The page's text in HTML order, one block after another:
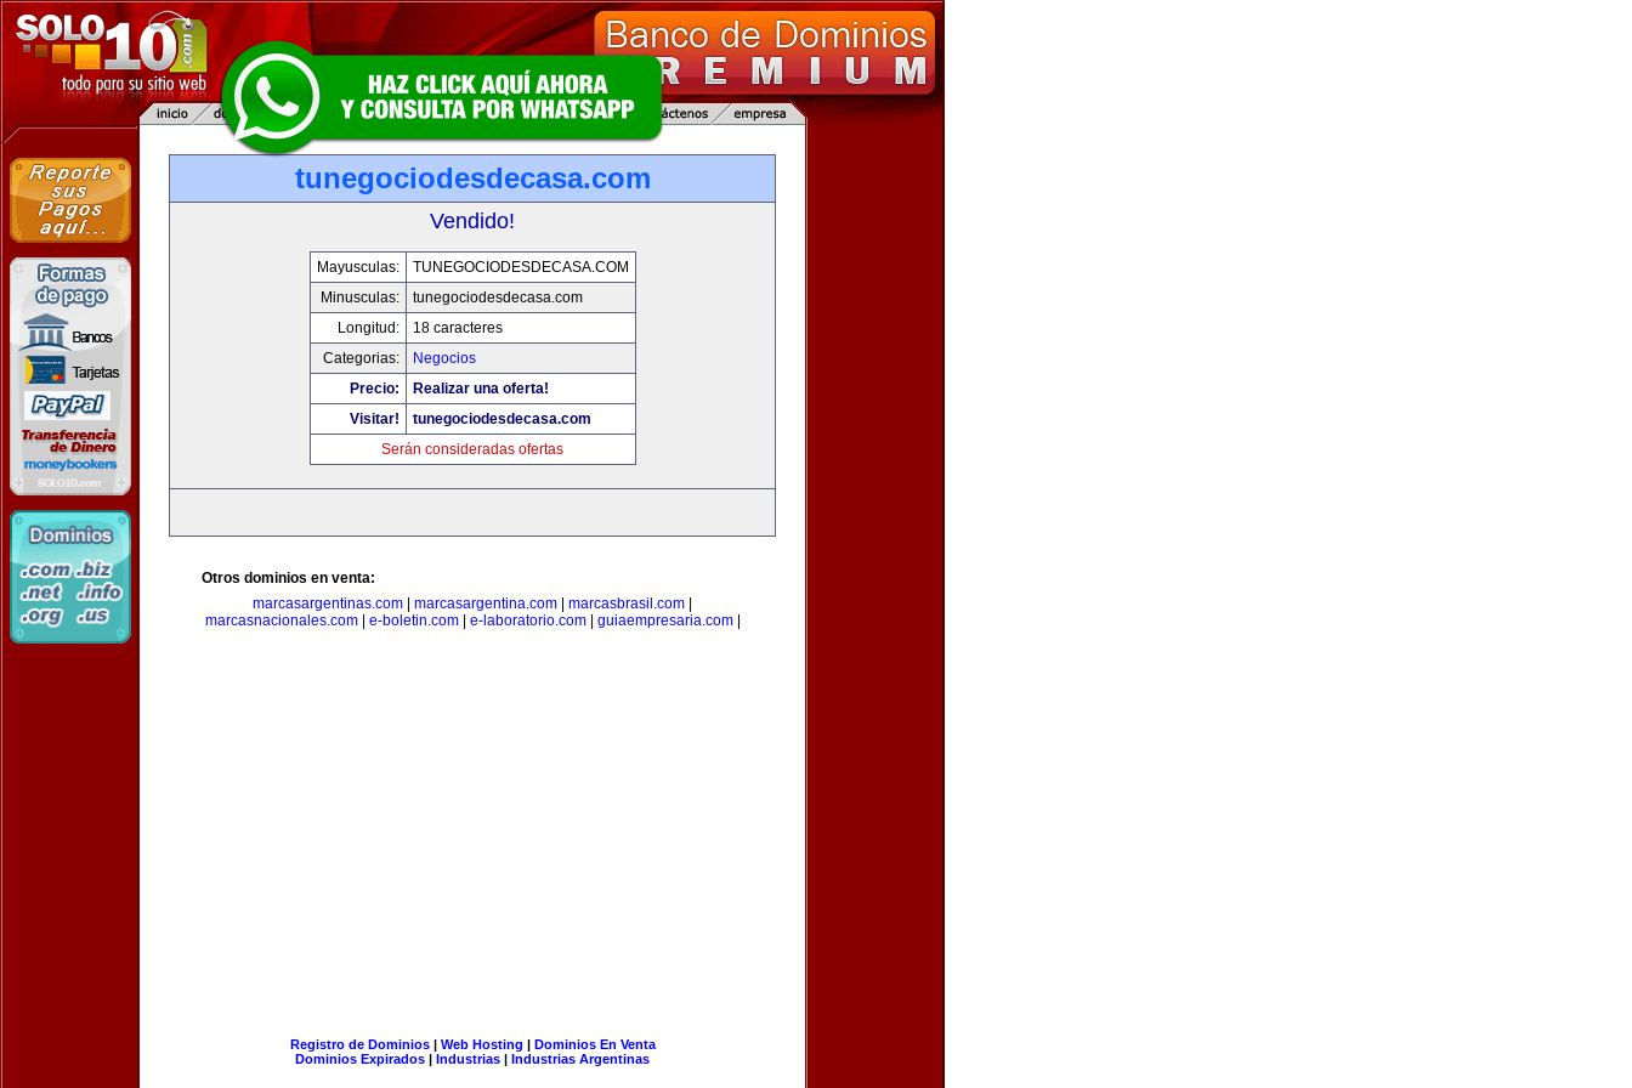
tunegociodesdecasa.com
Vendido!
Mayusculas:
TUNEGOCIODESDECASA.COM
Minusculas:
tunegociodesdecasa.com
Longitud:
18 caracteres
Categorias:
Negocios
Precio:
Realizar una oferta!
Visitar!
tunegociodesdecasa.com
Serán consideradas ofertas
Otros dominios en venta:
marcasargentinas.com
marcasargentina.com marcasbrasil.com
marcasnacionales.com| e-boletin.com| e-laboratorio.com| guiaempresaria.com|
Registro de Dominios| Web Hosting | Dominios En Venta
Dominios Expirados | Industrias | Industrias Argentinas